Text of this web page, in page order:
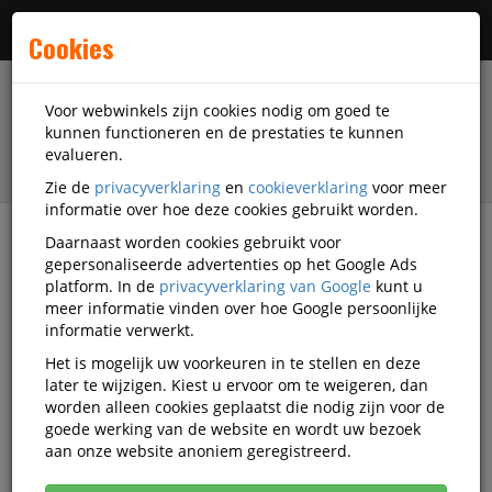
filter
Schrijfwaren Stiften Markers
Markers
Populariteit
Cookies
Voor webwinkels zijn cookies nodig om goed te
kunnen functioneren en de prestaties te kunnen
evalueren.
Zie de privacyverklaring en cookieverklaring voor meer
informatie over hoe deze cookies gebruikt worden.
Daarnaast worden cookies gebruikt voor
gepersonaliseerde advertenties op het Google Ads
platform. In de privacyverklaring van Google kunt u
meer informatie vinden over hoe Google persoonlijke
informatie verwerkt.
Het is mogelijk uw voorkeuren in te stellen en deze
later te wijzigen. Kiest u ervoor om te weigeren, dan
worden alleen cookies geplaatst die nodig zijn voor de
goede werking van de website en wordt uw bezoek
aan onze website anoniem geregistreerd.